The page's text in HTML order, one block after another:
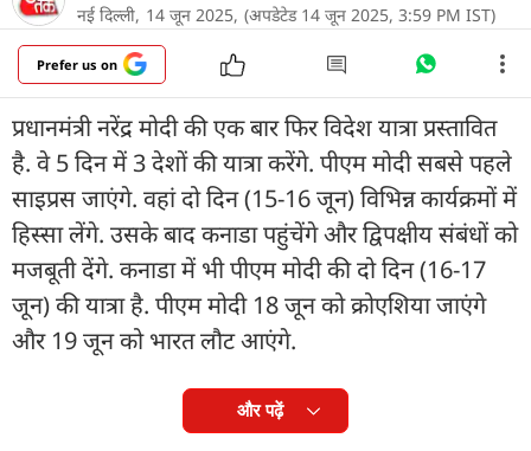
नई दिल्ली, 14 जून 2025, (अपडेटेड 14 जून 2025, 3:59 PM IST)
Prefer us on
प्रधानमंत्री नरेंद्र मोदी की एक बार फिर विदेश यात्रा प्रस्तावित
है. वे 5 दिन में 3 देशों की यात्रा करेंगे. पीएम मोदी सबसे पहले
साइप्रस जाएंगे. वहां दो दिन (15-16 जून) विभिन्न कार्यक्रमों में
हिस्सा लेंगे. उसके बाद कनाडा पहुंचेंगे और द्विपक्षीय संबंधों को
मजबूती देंगे. कनाडा में भी पीएम मोदी की दो दिन (16-17
जून) की यात्रा है. पीएम मोदी 18 जून को क्रोएशिया जाएंगे
और 19 जून को भारत लौट आएंगे.
और पढ़ें